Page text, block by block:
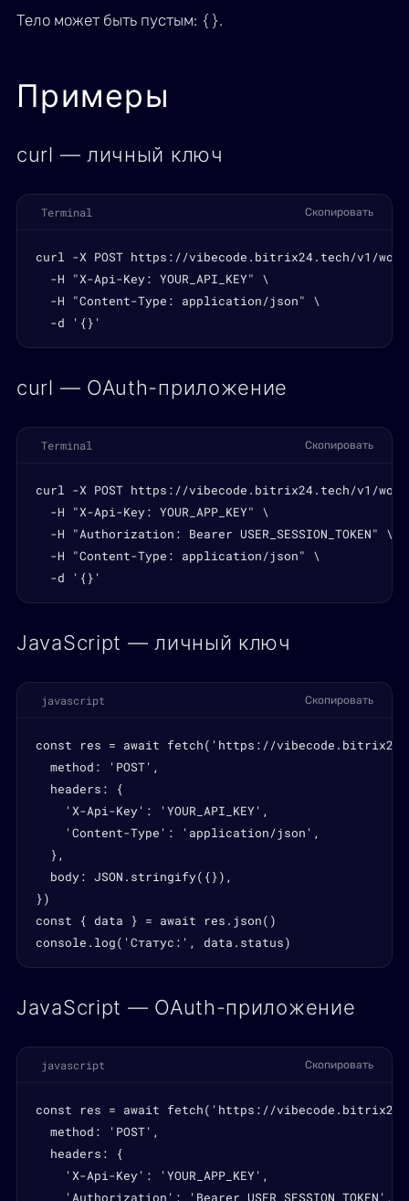
Тело может быть пустым: {}.
Примеры
curl — личный ключ
Terminal Скопировать
curl -X POST https://vibecode.bitrix24.tech/v1/
  -H "X-Api-Key: YOUR_API_KEY" \
  -H "Content-Type: application/json" \
  -d '{}'
curl — OAuth-приложение
Terminal Скопировать
curl -X POST https://vibecode.bitrix24.tech/v1/
  -H "X-Api-Key: YOUR_APP_KEY" \
  -H "Authorization: Bearer USER_SESSION_TOKEN" \
  -H "Content-Type: application/json" \
  -d '{}'
JavaScript — личный ключ
javascript Скопировать
const res = await fetch('https://
  method: 'POST',
  headers: {
    'X-Api-Key': 'YOUR_API_KEY',
    'Content-Type': 'application/json',
  },
  body: JSON.stringify({}),
})
const { data } = await res.json()
console.log('Статус:', data.status)
JavaScript — OAuth-приложение
javascript Скопировать
const res = await fetch('https://
  method: 'POST',
  headers: {
    'X-Api-Key': 'YOUR_APP_KEY',
    'Authorization': 'Bearer USER_SESSION_TOKEN',